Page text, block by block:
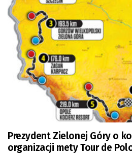
Prezydent Zielonej Góry o
organizacji mety Tour de